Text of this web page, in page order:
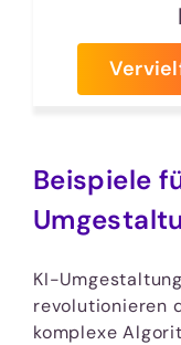
Beispiele
KI-
revolutionieren
komplexe